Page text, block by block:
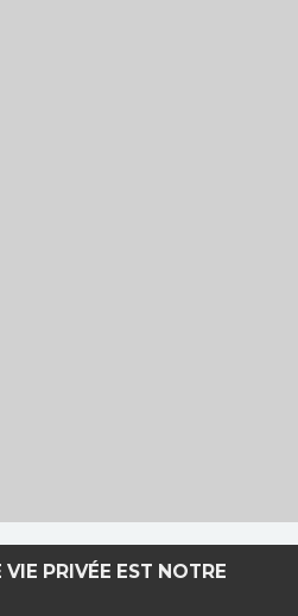
PRIVÉE EST NOTRE
Haut de page